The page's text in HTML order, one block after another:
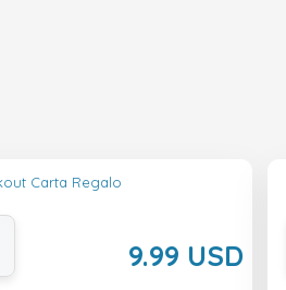
Carta Regalo
9.99 USD